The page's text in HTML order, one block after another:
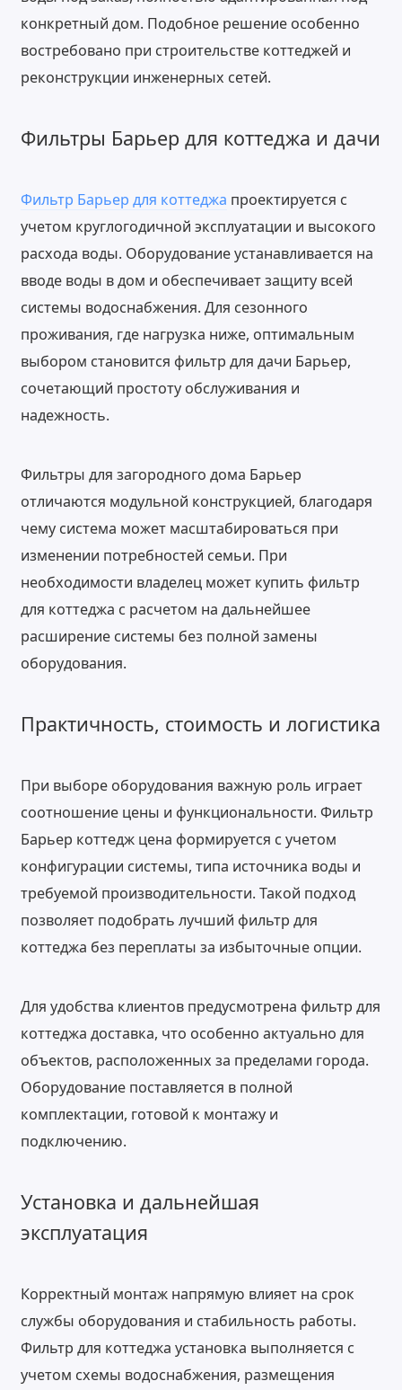
конкретный дом. Подобное решение особенно
востребовано при строительстве коттеджей и
реконструкции инженерных сетей.
Фильтры Барьер для коттеджа и дачи
Фильтр Барьер для коттеджа проектируется с
учетом круглогодичной эксплуатации и высокого
расхода воды. Оборудование устанавливается на
вводе воды в дом и обеспечивает защиту всей
системы водоснабжения. Для сезонного
проживания, где нагрузка ниже, оптимальным
выбором становится фильтр для дачи Барьер,
сочетающий простоту обслуживания и
надежность.
Фильтры для загородного дома Барьер
отличаются модульной конструкцией, благодаря
чему система может масштабироваться при
изменении потребностей семьи. При
необходимости владелец может купить фильтр
для коттеджа с расчетом на дальнейшее
расширение системы без полной замены
оборудования.
Практичность, стоимость и логистика
При выборе оборудования важную роль играет
соотношение цены и функциональности. Фильтр
Барьер коттедж цена формируется с учетом
конфигурации системы, типа источника воды и
требуемой производительности. Такой подход
позволяет подобрать лучший фильтр для
коттеджа без переплаты за избыточные опции.
Для удобства клиентов предусмотрена фильтр для
коттеджа доставка, что особенно актуально для
объектов, расположенных за пределами города.
Оборудование поставляется в полной
комплектации, готовой к монтажу и
подключению.
Установка и дальнейшая
эксплуатация
Корректный монтаж напрямую влияет на срок
службы оборудования и стабильность работы.
Фильтр для коттеджа установка выполняется с
учетом схемы водоснабжения, размещения